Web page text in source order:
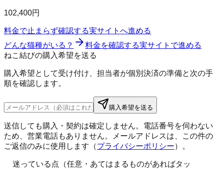
102,400円
料金で止まらず確認する実サイトへ進める
どんな猫種がいる？
料金を確認する実サイトで進める
ねこ結びの購入希望を送る
購入希望として受け付け、担当者が個別決済の準備と次の手
順を確認します。
購入希望を送る
送信しても購入・契約は確定しません。電話番号を伺わない
ため、営業電話もありません。メールアドレスは、この件の
ご返信のみに使用します（プライバシーポリシー）。
迷っている点（任意・あてはまるものがあればタッ